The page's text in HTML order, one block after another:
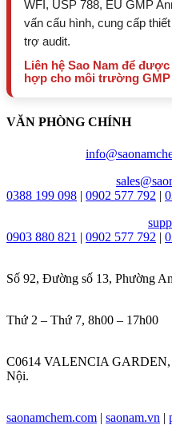
WFI, USP 788, EU GMP
vấn cấu hình, cung cấp
trợ audit.
Liên hệ Sao Nam để
hợp cho môi trường GMP
VĂN PHÒNG CHÍNH
0388 199 098 | 0902 577 792 |
0903 880 821 | 0902 577 792 |
Số 92, Đường số 13, Phường
Thứ 2 – Thứ 7, 8h00 – 17h00
C0614 VALENCIA
Nội.
saonamchem.com | saonam.vn |